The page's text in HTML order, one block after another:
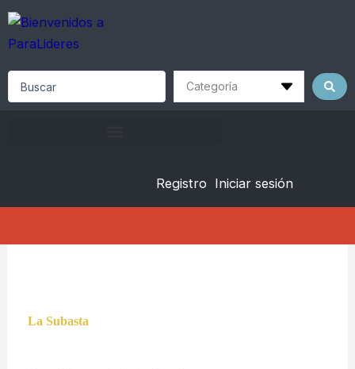
Skip
content
Registro Iniciar sesión
La Subasta